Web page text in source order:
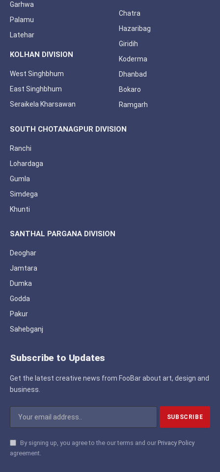
Garhwa
Palamu
Latehar
KOLHAN DIVISION
West Singhbhum
East Singhbhum
Seraikela Kharsawan
Chatra
Hazaribag
Giridih
Koderma
Dhanbad
Bokaro
Ramgarh
SOUTH CHOTANAGPUR DIVISION
Ranchi
Lohardaga
Gumla
Simdega
Khunti
SANTHAL PARGANA DIVISION
Deoghar
Jamtara
Dumka
Godda
Pakur
Sahebganj
Subscribe to Updates
Get the latest creative news from FooBar about art, design and
business.
By signing up, you agree to the our terms and our Privacy Policy
agreement.